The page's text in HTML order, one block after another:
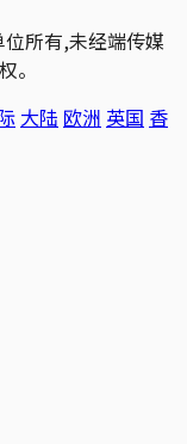
位所有,未经端传媒
。
大陆 欧洲 英国 香